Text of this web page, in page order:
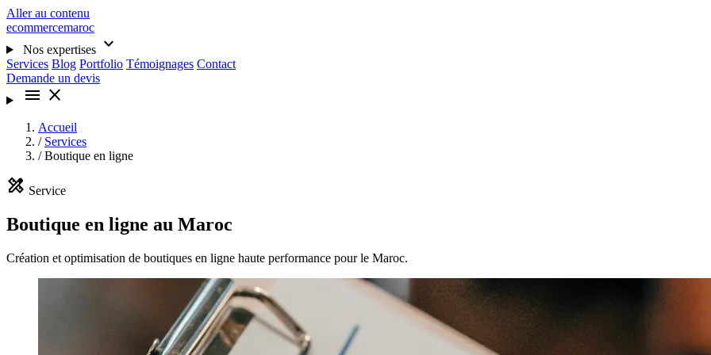
Aller au contenu
ecommercemaroc
Nos expertises expand_more
Services Blog Portfolio Témoignages Contact
Demande un devis
menu close
Accueil
/ Services
/ Boutique en ligne
design_services Service
Boutique en ligne au Maroc
Création et optimisation de boutiques en ligne haute performance pour le Maroc.